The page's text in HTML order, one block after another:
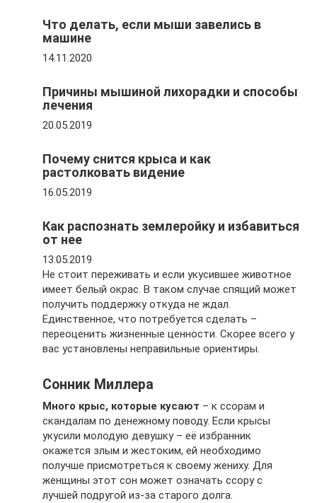
Что делать, если мыши завелись в
машине
14.11.2020
Причины мышиной лихорадки и способы
лечения
20.05.2019
Почему снится крыса и как
растолковать видение
16.05.2019
Как распознать землеройку и избавиться
от нее
13.05.2019
Не стоит переживать и если укусившее животное
имеет белый окрас. В таком случае спящий может
получить поддержку откуда не ждал.
Единственное, что потребуется сделать –
переоценить жизненные ценности. Скорее всего у
вас установлены неправильные ориентиры.
Сонник Миллера
Много крыс, которые кусают – к ссорам и
скандалам по денежному поводу. Если крысы
укусили молодую девушку – её избранник
окажется злым и жестоким, ей необходимо
получше присмотреться к своему жениху. Для
женщины этот сон может означать ссору с
лучшей подругой из-за старого долга.